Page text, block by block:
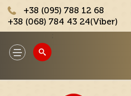
+38 (095) 788 12 68
+38 (068) 784 43 24(Viber)
Toggle
navigation